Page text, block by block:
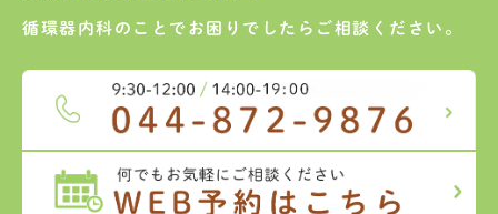
循環器内科のことでお困りでしたらご相談ください。